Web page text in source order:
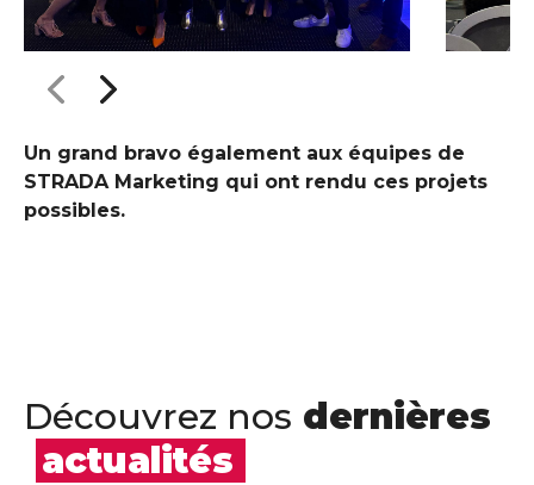
Un grand bravo également aux équipes de
STRADA Marketing qui ont rendu ces projets
possibles.
Découvrez nos dernières
actualités